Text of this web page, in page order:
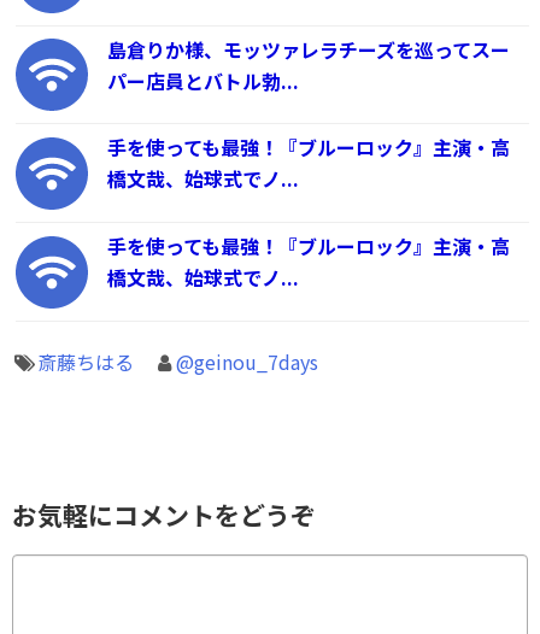
島倉りか様、モッツァレラチーズを巡ってスー
パー店員とバトル勃...
手を使っても最強！『ブルーロック』主演・高
橋文哉、始球式でノ...
手を使っても最強！『ブルーロック』主演・高
橋文哉、始球式でノ...
斎藤ちはる @geinou_7days
お気軽にコメントをどうぞ